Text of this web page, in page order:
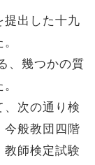
提出した十九
、幾つかの質
、次の通り検
般教団四階
教師検定試験